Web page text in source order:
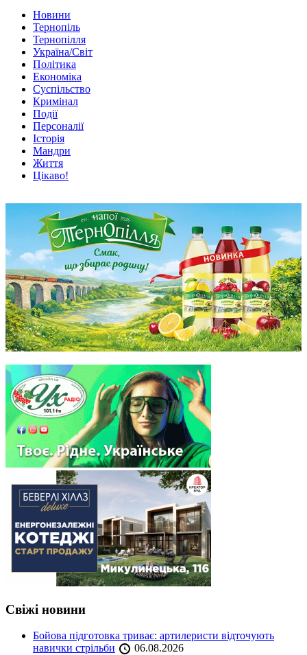
Новини
Тернопіль
Тернопілля
Україна/Світ
Політика
Економіка
Суспільство
Кримінал
Події
Персоналії
Історія
Мандри
Життя
Цікаво!
Свіжі новини
Бойова підготовка триває: артилеристи відточують
навички стрільби
06.08.2026